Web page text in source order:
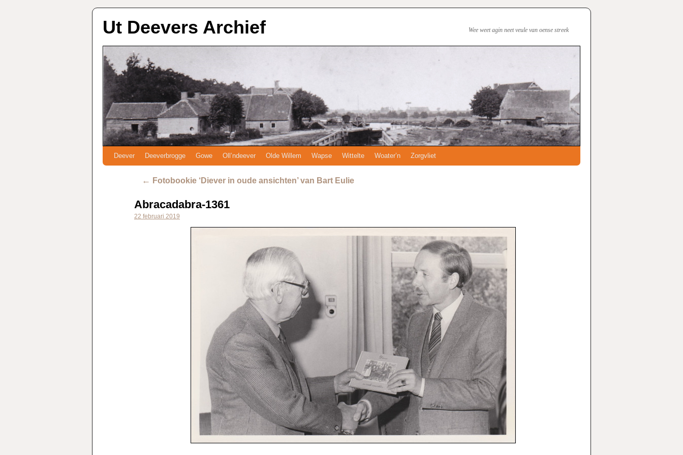
Ut Deevers Archief Wee weet agin neet veule van oense streek
Deever Deeverbrogge Gowe Oll’ndeever Olde Willem Wapse Wittelte Woater’n Zorgvliet
← Fotobookie ‘Diever in oude ansichten’ van Bart Eulie
Abracadabra-1361
22 februari 2019